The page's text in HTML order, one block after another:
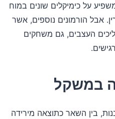
על כימיקלים שונים במוח
אבל הורמונים נוספים, אשר
העצבים, גם משחקים
במשקל
בין השאר כתוצאה מירידה